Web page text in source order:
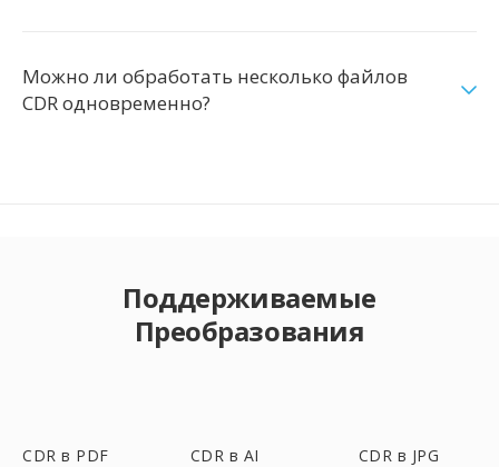
Можно ли обработать несколько файлов
CDR одновременно?
Поддерживаемые
Преобразования
CDR в PDF CDR в AI CDR в JPG